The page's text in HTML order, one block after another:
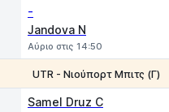
-
Jandova N
Αύριο στις 14:50
UTR - Νιούπορτ Μπιτς (Γ)
Samel Druz C